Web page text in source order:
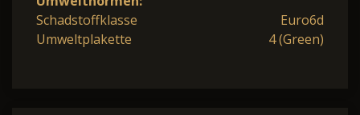
Schadstoffklasse
Euro6d
Umweltplakette
4 (Green)